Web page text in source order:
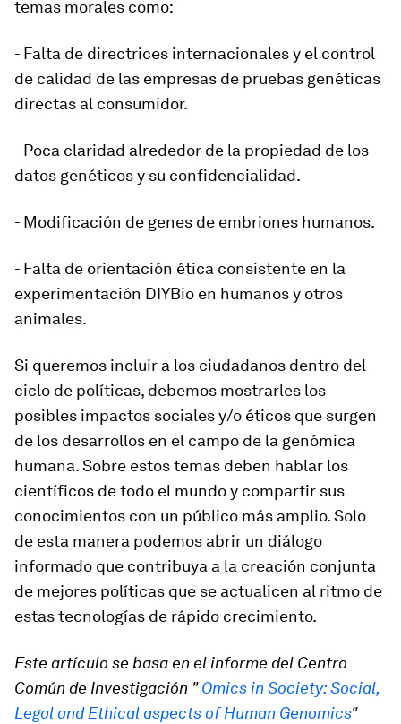
temas morales como:
- Falta de directrices internacionales y el control
de calidad de las empresas de pruebas genéticas
directas al consumidor.
- Poca claridad alrededor de la propiedad de los
datos genéticos y su confidencialidad.
- Modificación de genes de embriones humanos.
- Falta de orientación ética consistente en la
experimentación DIYBio en humanos y otros
animales.
Si queremos incluir a los ciudadanos dentro del
ciclo de políticas, debemos mostrarles los
posibles impactos sociales y/o éticos que surgen
de los desarrollos en el campo de la genómica
humana. Sobre estos temas deben hablar los
científicos de todo el mundo y compartir sus
conocimientos con un público más amplio. Solo
de esta manera podemos abrir un diálogo
informado que contribuya a la creación conjunta
de mejores políticas que se actualicen al ritmo de
estas tecnologías de rápido crecimiento.
Este artículo se basa en el informe del Centro
Común de Investigación "Omics in Society:Social,
Legal and Ethical aspects of Human Genomics"